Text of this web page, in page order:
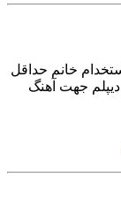
خانم حداقل
جهت آهنگ